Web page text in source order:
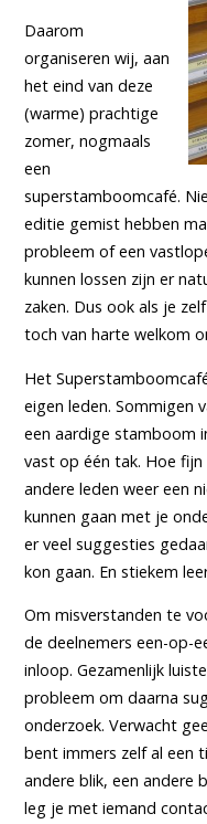
Daarom
organiseren wij, aan
het eind van deze
(warme) prachtige
zomer, nogmaals
een
superstamboomcafé.
editie gemist hebben
probleem of een
kunnen lossen zijn er
zaken. Dus ook als je
toch van harte welkom
Het
eigen leden. Sommigen
een aardige stamboom
vast op één tak. Hoe
andere leden weer een
kunnen gaan met je
er veel suggesties
kon gaan. En stiekem
Om misverstanden te
de deelnemers een-op-
inloop. Gezamenlijk
probleem om daarna
onderzoek. Verwacht
bent immers zelf al een
andere blik, een andere
leg je met iemand